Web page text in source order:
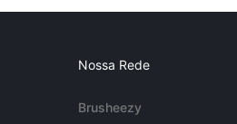
Nossa Rede
Brusheezy